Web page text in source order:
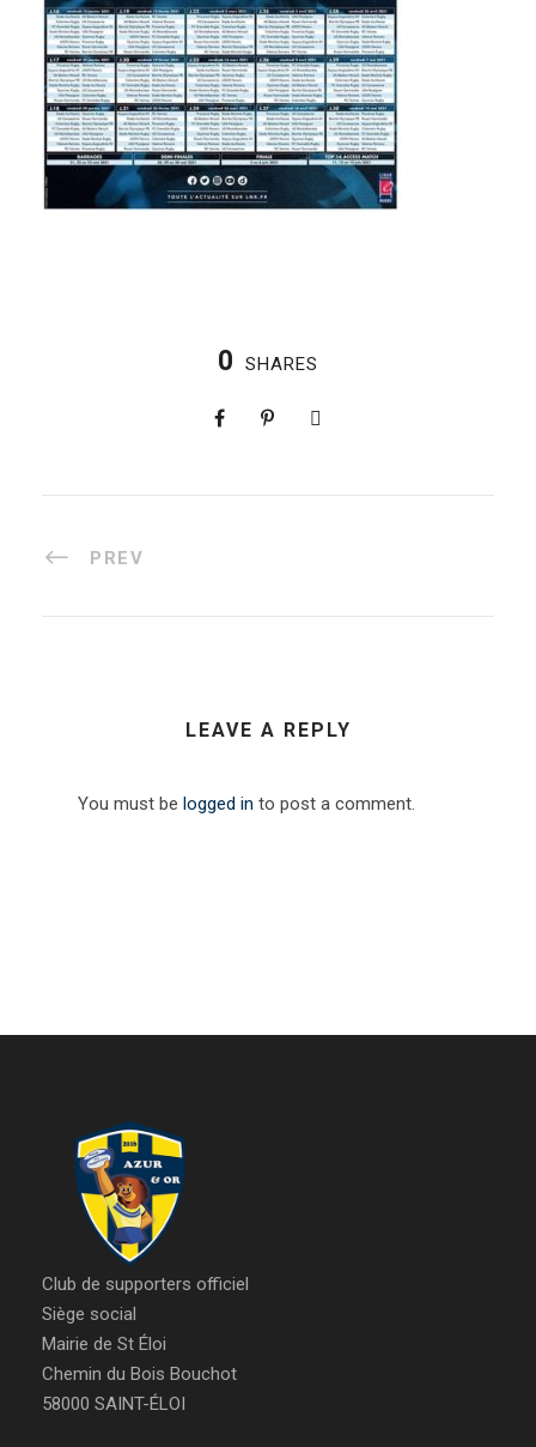
0 SHARES
PREV
LEAVE A REPLY
You must be logged in to post a comment.
Club de supporters officiel
Siège social
Mairie de St Éloi
Chemin du Bois Bouchot
58000 SAINT-ÉLOI